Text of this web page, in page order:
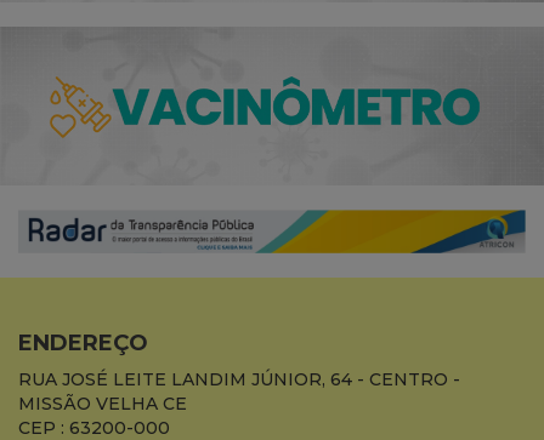
ENDEREÇO
RUA JOSÉ LEITE LANDIM JÚNIOR, 64 - CENTRO -
MISSÃO VELHA CE
CEP : 63200-000